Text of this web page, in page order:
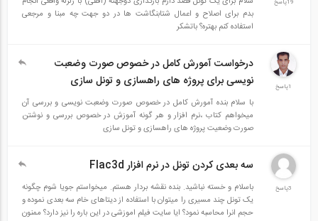
19پاسخ
بدم برای اصلاح و اعمال شتابنگاشت ها در دو جهت چه مبنا و مرجعی
استفاده کنم بهتره؟ باتشکر
1پاسخ
درخواست آمورش کامل در خصوص صورت وضعبت
نویسی برای پروژه های راهسازی و تونل سازی
با سلام بنده آمورش کامل در خصوص صورت وضعبت نویسی و بررسی آن
میخواهم کتاب ،نرم افزار و هر گونه آموزش در خصوص بررسی و نوشتن
صورت وضعیت پروژه های راهسازی و تونل سازی
3پاسخ
سه بعدی کردن تونل در نرم افزار Flac3d
باسلام و خسته نباشید. بنده نقشه بردار هستم. میخواستم جویا شوم چگونه
یک تونل چند مسیری را میتوان با استفاده از دیتاهای خام سه بعدی نموده و
حجم انرا محاسبه نمود؟ ایا سایت فیلم اموزشی در این باره را نیز دارد؟ ممنون